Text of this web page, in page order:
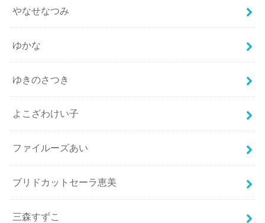
やなせなつみ
ゆかな
ゆきのさつき
よこざわけい子
ファイルーズあい
ブリドカットセーラ恵美
三森すずこ